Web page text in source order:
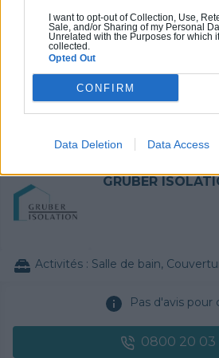
I want to opt-out of Collection, Use,
Sale, and/or Sharing of my Personal
Unrelated with the Purposes for which
collected.
Opted Out
CONFIRM
Data Deletion Data Access
0800 20 03
Devis
GRUBER
Activités : Salle de bain, Couverture tuiles / petits éléments, Isolation thermique des murs intérieurs, Gros œuvre, Plâtre traditionnel, Chauffage Fioul,
Pas d'avis pour
0800 20 03